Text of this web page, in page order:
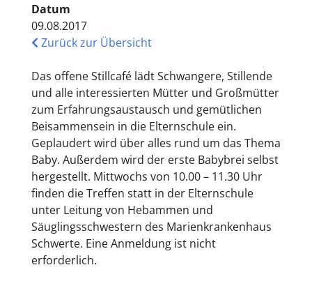
Datum
09.08.2017
Zurück zur Übersicht
Das offene Stillcafé lädt Schwangere, Stillende
und alle interessierten Mütter und Großmütter
zum Erfahrungsaustausch und gemütlichen
Beisammensein in die Elternschule ein.
Geplaudert wird über alles rund um das Thema
Baby. Außerdem wird der erste Babybrei selbst
hergestellt. Mittwochs von 10.00 – 11.30 Uhr
finden die Treffen statt in der Elternschule
unter Leitung von Hebammen und
Säuglingsschwestern des Marienkrankenhaus
Schwerte. Eine Anmeldung ist nicht
erforderlich.